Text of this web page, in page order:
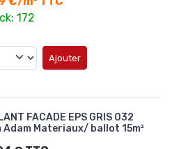
172
Ajouter
FACADE EPS GRIS 032
Adam Materiaux/ ballot 15m²